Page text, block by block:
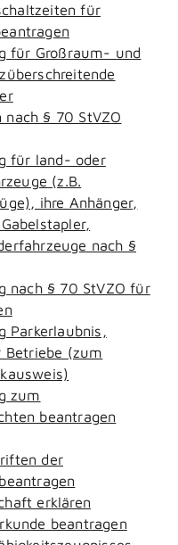
für
für Großraum- und
nach § 70 StVZO
für land- oder
(z.B.
ihre Anhänger,
nach §
nach § 70 StVZO für
Parkerlaubnis,
Betriebe (zum
zum
beantragen
der
erklären
beantragen